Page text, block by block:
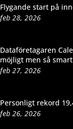
Flygande start på
feb 28, 2026
Dataföretagaren
möjligt men så
feb 27, 2026
Personligt rekord
feb 26, 2026